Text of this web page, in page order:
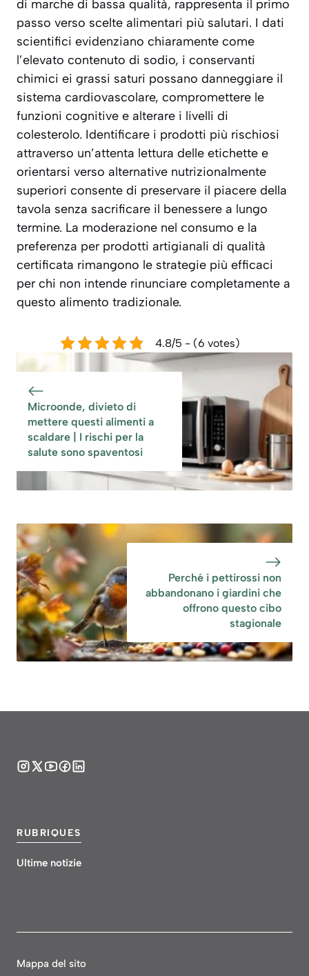
di marche di bassa qualità, rappresenta il primo
passo verso scelte alimentari più salutari. I dati
scientifici evidenziano chiaramente come
l’elevato contenuto di sodio, i conservanti
chimici ei grassi saturi possano danneggiare il
sistema cardiovascolare, compromettere le
funzioni cognitive e alterare i livelli di
colesterolo. Identificare i prodotti più rischiosi
attraverso un’attenta lettura delle etichette e
orientarsi verso alternative nutrizionalmente
superiori consente di preservare il piacere della
tavola senza sacrificare il benessere a lungo
termine. La moderazione nel consumo e la
preferenza per prodotti artigianali di qualità
certificata rimangono le strategie più efficaci
per chi non intende rinunciare completamente a
questo alimento tradizionale.
4.8/5 - (6 votes)
Microonde, divieto di
mettere questi alimenti a
scaldare | I rischi per la
salute sono spaventosi
Perché i pettirossi non
abbandonano i giardini che
offrono questo cibo
stagionale
RUBRIQUES
Ultime notizie
Mappa del sito